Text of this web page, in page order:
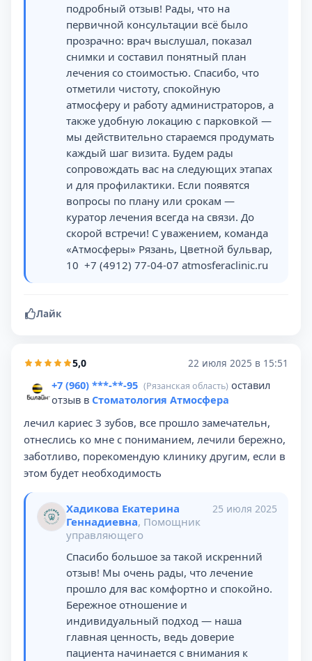
подробный отзыв! Рады, что на
первичной консультации всё было
прозрачно: врач выслушал, показал
снимки и составил понятный план
лечения со стоимостью. Спасибо, что
отметили чистоту, спокойную
атмосферу и работу администраторов, а
также удобную локацию с парковкой —
мы действительно стараемся продумать
каждый шаг визита. Будем рады
сопровождать вас на следующих этапах
и для профилактики. Если появятся
вопросы по плану или срокам —
куратор лечения всегда на связи. До
скорой встречи! С уважением, команда
«Атмосферы» Рязань, Цветной бульвар,
10 ️ +7 (4912) 77-04-07 atmosferaclinic.ru
Лайк
5,0 22 июля 2025 в 15:51
+7 (960) ***-**-95 (Рязанская область) оставил
отзыв в Стоматология Атмосфера
лечил кариес 3 зубов, все прошло замечательн,
отнеслись ко мне с пониманием, лечили бережно,
заботливо, порекомендую клинику другим, если в
этом будет необходимость
Хадикова Екатерина
Геннадиевна, Помощник
управляющего
25 июля 2025
Спасибо большое за такой искренний
отзыв! Мы очень рады, что лечение
прошло для вас комфортно и спокойно.
Бережное отношение и
индивидуальный подход — наша
главная ценность, ведь доверие
пациента начинается с внимания к